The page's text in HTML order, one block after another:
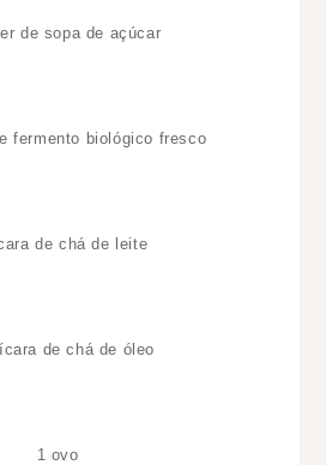
de sopa de açúcar
fermento biológico fresco
de chá de leite
de chá de óleo
1 ovo